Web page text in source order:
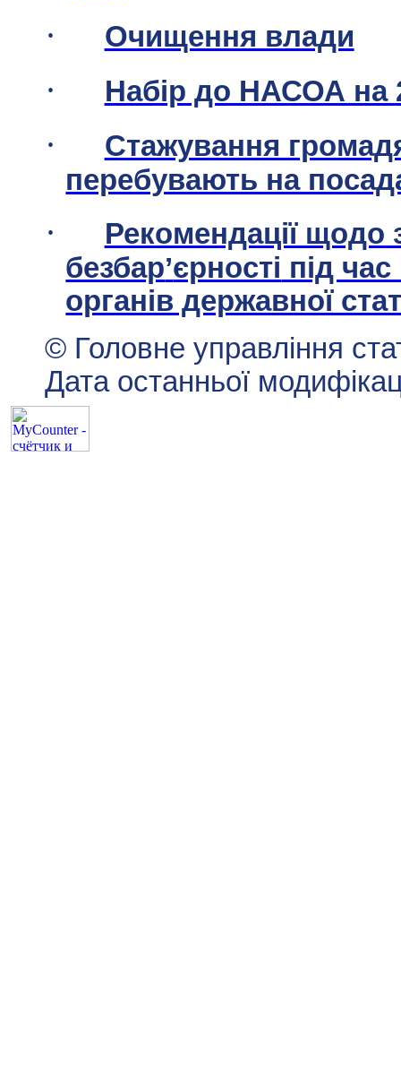
· Очищення влади
· Набір до НАСОА на
·
Стажування
перебувають на
·
Рекомендації щодо
безбарʼєрності під
органів державної
© Головне управління
Дата останньої